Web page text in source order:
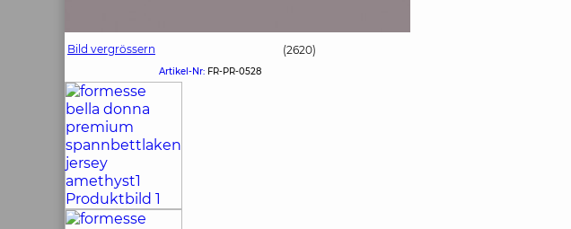
Bild vergrössern (2620)
Artikel-Nr: FR-PR-0528